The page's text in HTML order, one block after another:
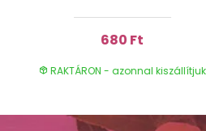
680 Ft
RAKTÁRON - azonnal kiszállítjuk